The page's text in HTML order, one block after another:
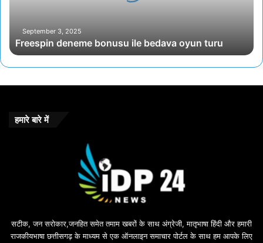
September 3, 2025
Freespin deneme bonusu ile bedava oyun turu
हमारे बारे में
सटीक, जन सरोकार,जनहित समेत तमाम खबरों के साथ अंग्रेजी, मातृभाषा हिंदी और हमारी
राजकीयभाषा छत्तीसगढ़ के माध्यम से एक ऑनलाइन समाचार पोर्टल के साथ हम आपके लिए